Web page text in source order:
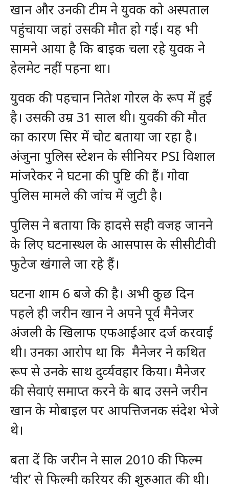
खान और उनकी टीम ने युवक को अस्‍पताल
पहुंचाया जहां उसकी मौत हो गई। यह भी
सामने आया है कि बाइक चला रहे युवक ने
हेलमेट नहीं पहना था।
युवक की पहचान नितेश गोरल के रूप में हुई
है। उसकी उम्र 31 साल थी। युवकी की मौत
का कारण सिर में चोट बताया जा रहा है।
अंजुना पुलिस स्टेशन के सीनियर PSI विशाल
मांजरेकर ने घटना की पुष्टि की हैं। गोवा
पुलिस मामले की जांच में जुटी है।
पुलिस ने बताया कि हादसे सही वजह जानने
के लिए घटनास्थल के आसपास के सीसीटीवी
फुटेज खंगाले जा रहे हैं।
घटना शाम 6 बजे की है। अभी कुछ दिन
पहले ही जरीन खान ने अपने पूर्व मैनेजर
अंजली के खिलाफ एफआईआर दर्ज करवाई
थी। उनका आरोप था कि मैनेजर ने कथित
रूप से उनके साथ दुर्व्‍यवहार किया। मैनेजर
की सेवाएं समाप्‍त करने के बाद उसने जरीन
खान के मोबाइल पर आपत्तिजनक संदेश भेजे
थे।
बता दें कि जरीन ने साल 2010 की फिल्‍म
‘वीर’ से फिल्‍मी करियर की शुरुआत की थी।